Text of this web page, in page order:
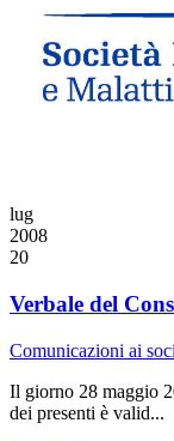
lug
2008
20
Verbale del
Comunicazioni ai soci
Il giorno 28 maggio
dei presenti è valid...